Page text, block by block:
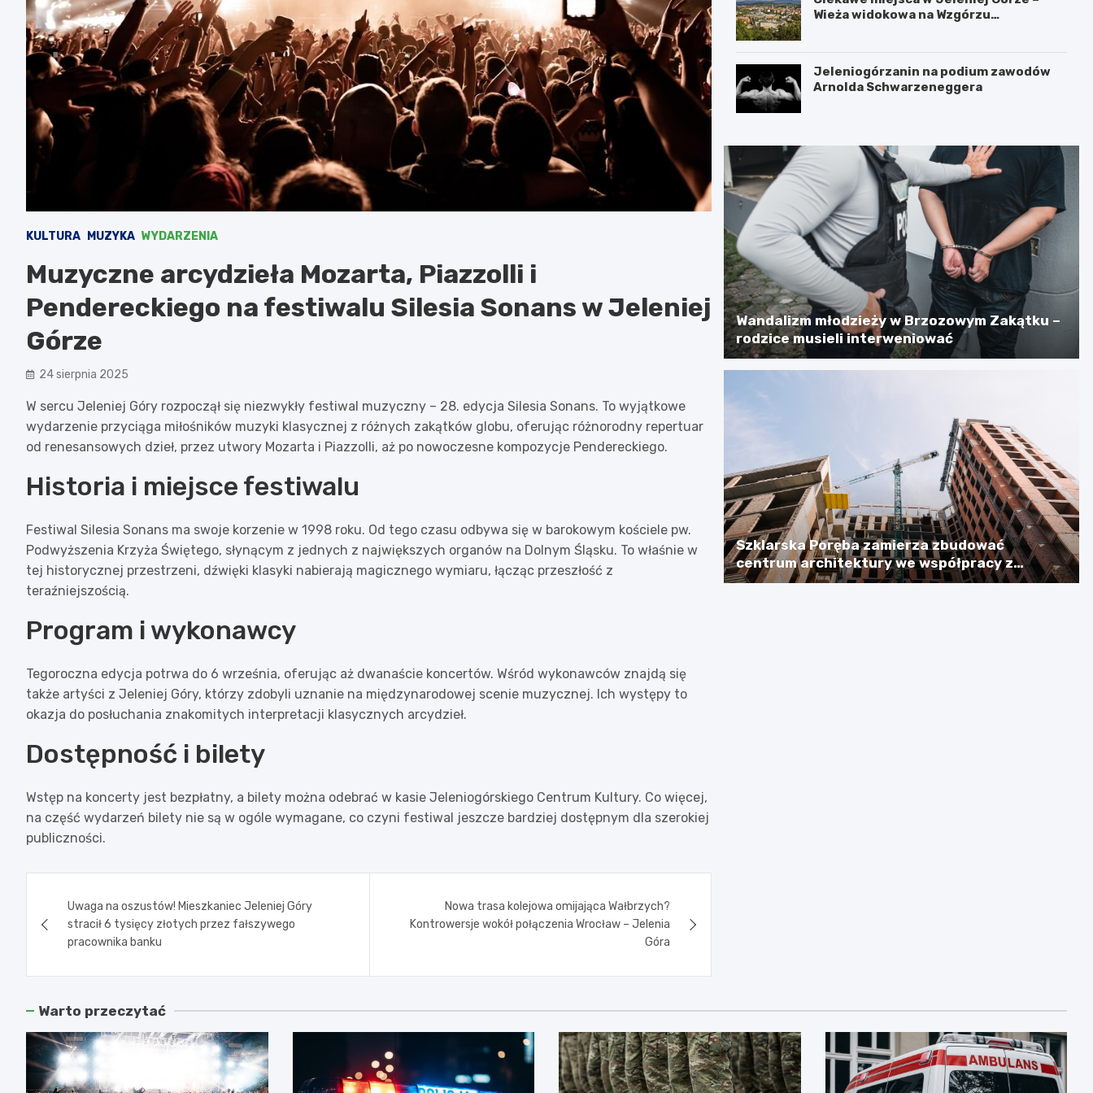
KULTURA MUZYKA WYDARZENIA
Muzyczne arcydzieła Mozarta, Piazzolli i
Pendereckiego na festiwalu Silesia Sonans w Jeleniej
Górze
24 sierpnia 2025
W sercu Jeleniej Góry rozpoczął się niezwykły festiwal muzyczny – 28. edycja Silesia Sonans. To wyjątkowe
wydarzenie przyciąga miłośników muzyki klasycznej z różnych zakątków globu, oferując różnorodny repertuar
od renesansowych dzieł, przez utwory Mozarta i Piazzolli, aż po nowoczesne kompozycje Pendereckiego.
Historia i miejsce festiwalu
Festiwal Silesia Sonans ma swoje korzenie w 1998 roku. Od tego czasu odbywa się w barokowym kościele pw.
Podwyższenia Krzyża Świętego, słynącym z jednych z największych organów na Dolnym Śląsku. To właśnie w
tej historycznej przestrzeni, dźwięki klasyki nabierają magicznego wymiaru, łącząc przeszłość z
teraźniejszością.
Program i wykonawcy
Tegoroczna edycja potrwa do 6 września, oferując aż dwanaście koncertów. Wśród wykonawców znajdą się
także artyści z Jeleniej Góry, którzy zdobyli uznanie na międzynarodowej scenie muzycznej. Ich występy to
okazja do posłuchania znakomitych interpretacji klasycznych arcydzieł.
Dostępność i bilety
Wstęp na koncerty jest bezpłatny, a bilety można odebrać w kasie Jeleniogórskiego Centrum Kultury. Co więcej,
na część wydarzeń bilety nie są w ogóle wymagane, co czyni festiwal jeszcze bardziej dostępnym dla szerokiej
publiczności.
wpisu
Uwaga na oszustów! Mieszkaniec Jeleniej Góry
stracił 6 tysięcy złotych przez fałszywego
pracownika banku
Nowa trasa kolejowa omijająca Wałbrzych?
Kontrowersje wokół połączenia Wrocław – Jelenia
Góra
Wieża widokowa na Wzgórzu
Jeleniogórzanin na podium zawodów
Arnolda Schwarzeneggera
Wandalizm młodzieży w Brzozowym Zakątku –
rodzice musieli interweniować
Szklarska Poręba zamierza zbudować
centrum architektury we współpracy z
Niemcami, licząc na dotację w wysokości
Warto przeczytać